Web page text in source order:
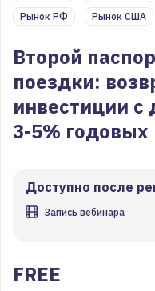
Второй
поездки:
инвестиции с
3-5% годовых
Доступно после
Запись вебинара
Рынок РФ
Рынок США
FREE